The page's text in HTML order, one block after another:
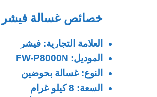
خصائص غسالة فيشر 8
العلامة التجارية: فيشر
الموديل: FW-P8000N
النوع: غسالة بحوضين
السعة: 8 كيلو غرام